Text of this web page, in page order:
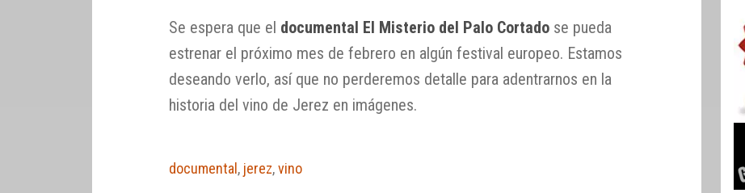
Se espera que el documental El Misterio del Palo Cortado se pueda
estrenar el próximo mes de febrero en algún festival europeo. Estamos
deseando verlo, así que no perderemos detalle para adentrarnos en la
historia del vino de Jerez en imágenes.
documental , jerez,vino